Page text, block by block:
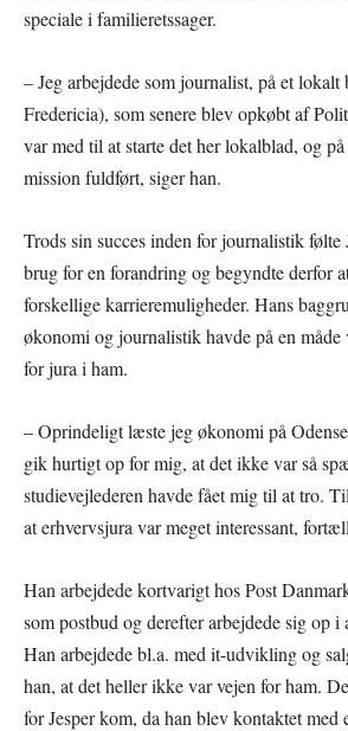
speciale i familieretssager.
– Jeg arbejdede som journalist, på et lokalt
Fredericia), som senere blev opkøbt af
var med til at starte det her lokalblad, og
mission fuldført, siger han.
Trods sin succes inden for journalistik følte
brug for en forandring og begyndte derfor
forskellige karrieremuligheder. Hans
økonomi og journalistik havde på en
for jura i ham.
– Oprindeligt læste jeg økonomi på
gik hurtigt op for mig, at det ikke var så
studievejlederen havde fået mig til at tro.
at erhvervsjura var meget interessant,
Han arbejdede kortvarigt hos Post
som postbud og derefter arbejdede sig op i
Han arbejdede bl.a. med it-udvikling og
han, at det heller ikke var vejen for ham.
for Jesper kom, da han blev kontaktet med